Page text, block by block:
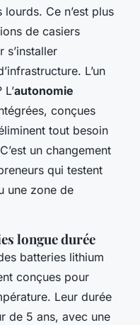
Ce n’est plus
de casiers
s’installer
L’un
autonomie
conçues
tout besoin
un changement
qui testent
une zone de
longue durée
batteries lithium
conçues pour
Leur durée
de 5 ans, avec une